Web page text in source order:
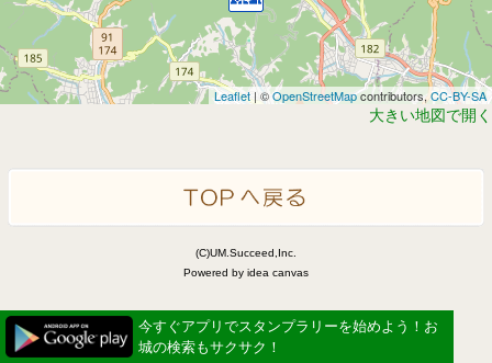
Leaflet| ©OpenStreetMapcontributors,CC-BY-SA
大きい地図で開く
(C)UM.Succeed,Inc.
Powered by idea canvas
今すぐアプリでスタンプラリーを始めよう！お
城の検索もサクサク！